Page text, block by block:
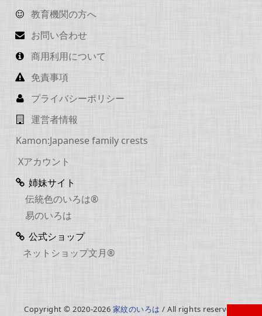
教育機関の方へ
お問い合わせ
商用利用について
免責事項
プライバシーポリシー
運営者情報
Kamon:Japanese family crests
Xアカウント
姉妹サイト
伝統色のいろは®
易のいろは
公式ショップ
ネットショップ文月®
Copyright © 2020-2026 家紋のいろは / All rights reserved.